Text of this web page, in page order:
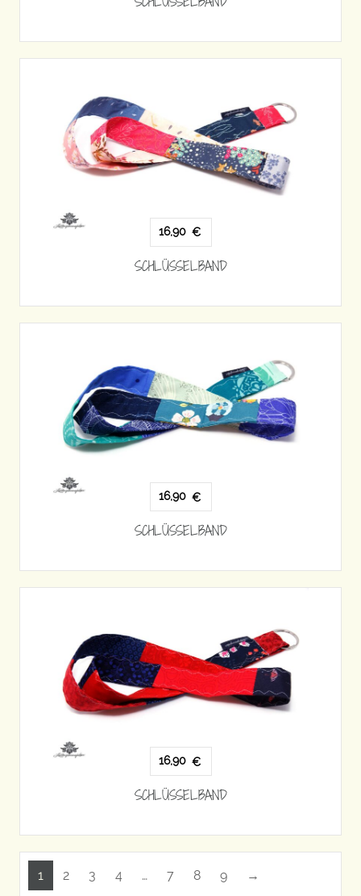
16,90 €
SCHLÜSSELBAND
16,90 €
SCHLÜSSELBAND
16,90 €
SCHLÜSSELBAND
1 2 3 4 … 7 8 9
→